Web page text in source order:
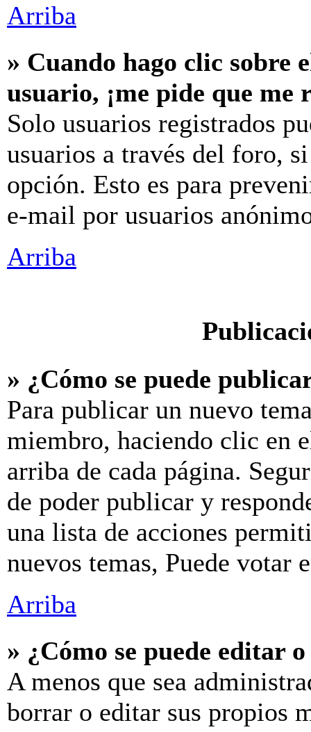
Arriba
» Cuando hago clic sobre
usuario, ¡me pide que me
Solo usuarios registrados
usuarios a través del foro,
opción. Esto es para
e-mail por usuarios
Arriba
» ¿Cómo se puede
Para publicar un nuevo
miembro, haciendo clic en
arriba de cada página.
de poder publicar y
una lista de acciones
nuevos temas, Puede votar
Arriba
» ¿Cómo se puede editar
A menos que sea
borrar o editar sus propios